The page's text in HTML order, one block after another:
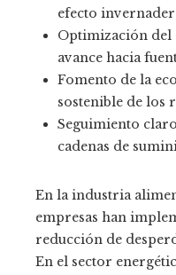
efecto
Optimización del
avance hacia
Fomento de la
sostenible de los
Seguimiento
cadenas de
En la industria
empresas han
reducción de
En el sector